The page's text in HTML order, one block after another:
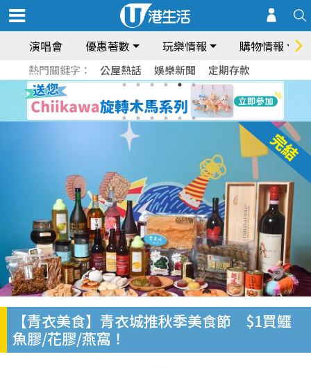
演唱會 優惠著數 玩樂情報 購物情報
熱門關鍵字： 公屋熱話 娛樂新聞 定期存款
【青衣美食】青衣城推秋季美食節 $1買鱷
魚膠/花膠/燕窩！